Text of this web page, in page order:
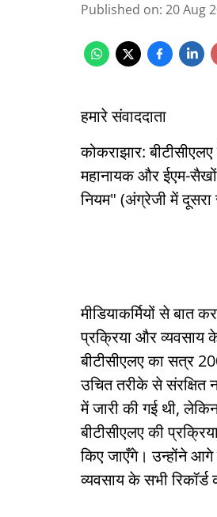
Published on: 20 Aug
हमारे संवाददाता
कोकराझार:
महानायक और ईएम-
नियम" (अंग्रेजी में
मीडियाकर्मियों से बात
प्रक्रिया और व्यवसाय
बीटीसीएलए का सत्र
उचित तरीके से संरक्षित
में जारी की गई थी,
बीटीसीएलए की
किए जाएँगे। उन्होंने आगे
व्यवसाय के सभी